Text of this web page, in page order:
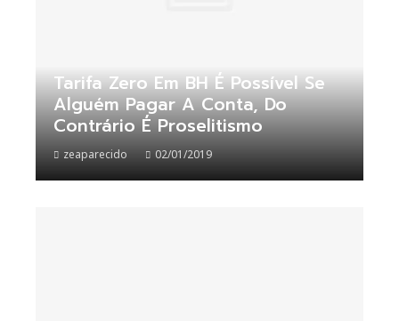
Tarifa Zero Em BH É Possível Se
Alguém Pagar A Conta, Do
Contrário É Proselitismo
zeaparecido 02/01/2019